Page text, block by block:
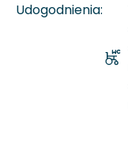
Udogodnienia: